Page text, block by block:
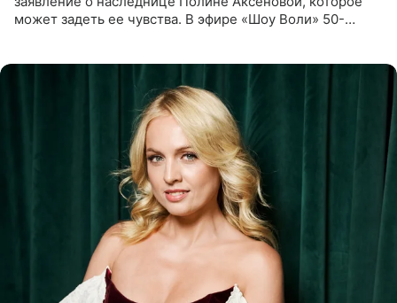
может задеть ее чувства. В эфире «Шоу Воли» 50-